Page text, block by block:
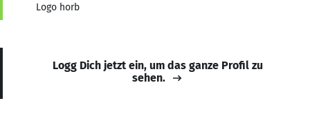
Logo horb
Logg Dich jetzt ein, um das ganze Profil zu
sehen.